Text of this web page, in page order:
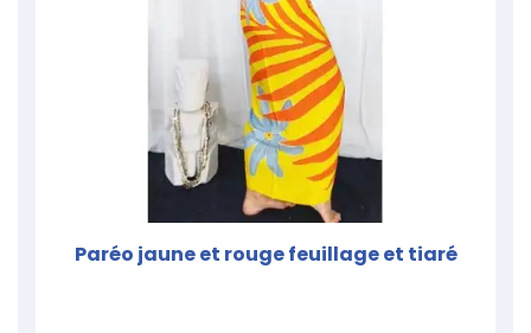
Paréo jaune et rouge feuillage et tiaré